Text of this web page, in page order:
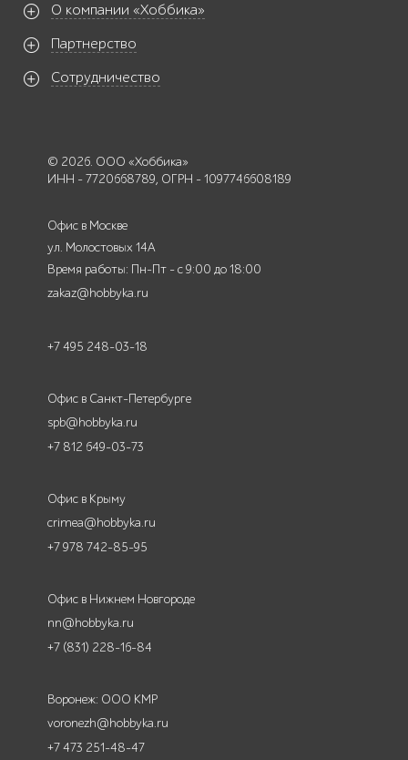
О компании «Хоббика»
Партнерство
Сотрудничество
© 2026. ООО «Хоббика»
ИНН - 7720668789, ОГРН - 1097746608189
Офис в Москве
ул. Молостовых 14А
Время работы: Пн-Пт - с 9:00 до 18:00
zakaz@hobbyka.ru
+7 495 248-03-18
Офис в Санкт-Петербурге
spb@hobbyka.ru
+7 812 649-03-73
Офис в Крыму
crimea@hobbyka.ru
+7 978 742-85-95
Офис в Нижнем Новгороде
nn@hobbyka.ru
+7 (831) 228-16-84
Воронеж: ООО КМР
voronezh@hobbyka.ru
+7 473 251-48-47